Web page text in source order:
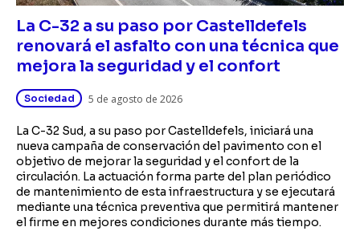
La C-32 a su paso por Castelldefels
renovará el asfalto con una técnica que
mejora la seguridad y el confort
Sociedad 5 de agosto de 2026
La C-32 Sud, a su paso por Castelldefels, iniciará una
nueva campaña de conservación del pavimento con el
objetivo de mejorar la seguridad y el confort de la
circulación. La actuación forma parte del plan periódico
de mantenimiento de esta infraestructura y se ejecutará
mediante una técnica preventiva que permitirá mantener
el firme en mejores condiciones durante más tiempo.